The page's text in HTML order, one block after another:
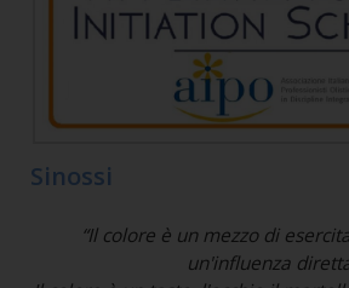
Sinossi
“Il colore è un mezzo di
un'influenza